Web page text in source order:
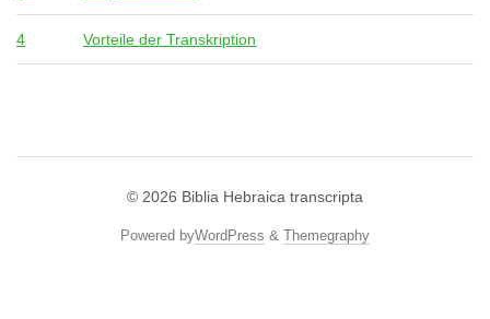
4 Vorteile der Transkription
© 2026 Biblia Hebraica transcripta
Powered byWordPress & Themegraphy